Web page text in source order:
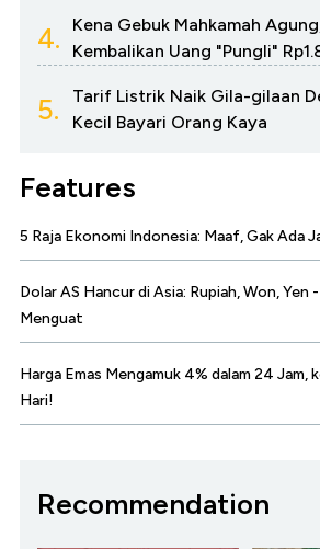
4.
Kena Gebuk Mahkamah
Kembalikan Uang "Pungli"
5.
Tarif Listrik Naik Gila-gilaan
Kecil Bayari Orang Kaya
Features
5 Raja Ekonomi Indonesia: Maaf, Gak Ada
Dolar AS Hancur di Asia: Rupiah, Won, Yen
Menguat
Harga Emas Mengamuk 4% dalam 24 Jam,
Hari!
Recommendation